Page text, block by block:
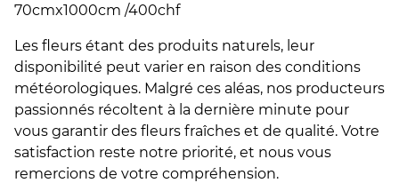
70cmx1000cm /400chf
Les fleurs étant des produits naturels, leur
disponibilité peut varier en raison des conditions
météorologiques. Malgré ces aléas, nos producteurs
passionnés récoltent à la dernière minute pour
vous garantir des fleurs fraîches et de qualité. Votre
satisfaction reste notre priorité, et nous vous
remercions de votre compréhension.